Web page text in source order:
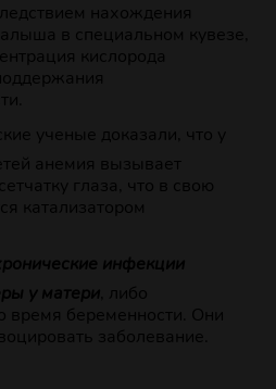
нахождения
в специальном кувезе,
кислорода
ученые доказали, что у
анемия вызывает
глаза, что в свою
катализатором
инфекции
у матери , либо
время беременности. Они
заболевание.